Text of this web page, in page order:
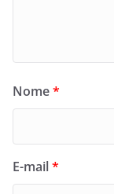
Nome*
E-mail*